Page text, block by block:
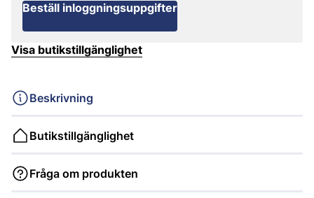
Beställ inloggningsuppgifter
Visa butikstillgänglighet
Beskrivning
Butikstillgänglighet
Fråga om produkten